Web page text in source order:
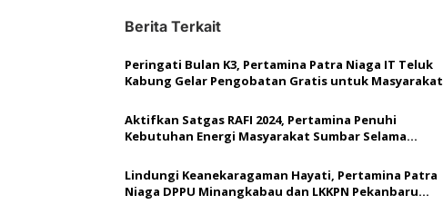
i
g
a
s
i
p
o
s
Berita Terkait
Peringati Bulan K3, Pertamina Patra Niaga IT Teluk
Kabung Gelar Pengobatan Gratis untuk Masyarakat
Aktifkan Satgas RAFI 2024, Pertamina Penuhi
Kebutuhan Energi Masyarakat Sumbar Selama
Lindungi Keanekaragaman Hayati, Pertamina Patra
Niaga DPPU Minangkabau dan LKKPN Pekanbaru